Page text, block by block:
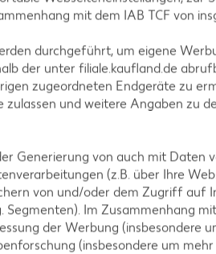
Feta bedeutet Stück
produziert und ist ganzjährig
mit dem IAB TCF von
durchgeführt, um eigene
der unter filiale.kaufland.de
zugeordneten Endgeräte zu
zulassen und weitere Angaben zu
Generierung von auch mit Daten
(z.B. über Ihre
von und/oder dem Zugriff auf
Im Zusammenhang
der Werbung (insbesondere
(insbesondere um